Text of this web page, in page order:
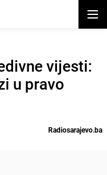
vijesti:
u pravo
Radiosarajevo.ba